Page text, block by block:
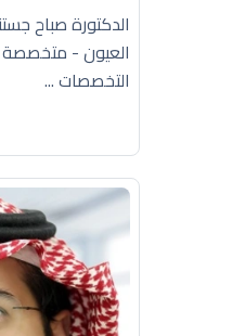
الدكتورة صباح
العيون - متخصصة
التخصصات ...